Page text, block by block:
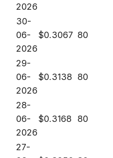
2026
30-
06-
2026
$0.3067 80
29-
06-
2026
$0.3138 80
28-
06-
2026
$0.3168 80
27-